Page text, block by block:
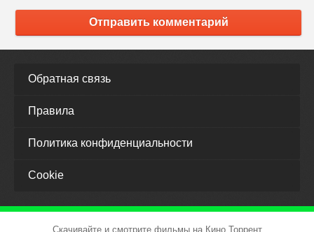
Отправить комментарий
Обратная связь
Правила
Политика конфиденциальности
Cookie
Скачивайте и смотрите фильмы на Кино Торрент